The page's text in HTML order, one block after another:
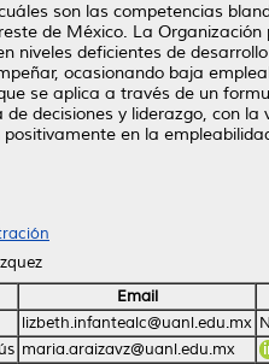
son las competencias
de México. La
niveles deficientes de
ocasionando baja
se aplica a través de un
decisiones y liderazgo, con
en la
Email
lizbeth.infantealc@uanl.edu.mx
maria.araizavz@uanl.edu.mx